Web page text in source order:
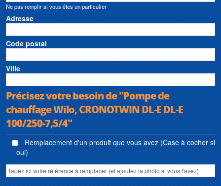
Ne pas remplir si vous êtes un particulier
Adresse
Code postal
Ville
Précisez votre besoin de "Pompe de
chauffage Wilo, CRONOTWIN DL-E DL-E
100/250-7,5/4"
Remplacement d'un produit que vous avez (Case à cocher si
oui)